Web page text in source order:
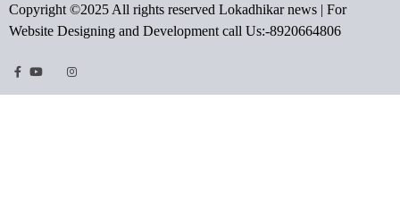
Copyright ©2025 All rights reserved Lokadhikar news | For
Website Designing and Development call Us:-8920664806
Facebook
Youtube
TwitterInstragram